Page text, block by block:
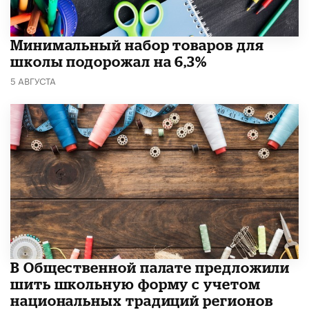
Минимальный набор товаров для
школы подорожал на 6,3%
5 АВГУСТА
В Общественной палате предложили
шить школьную форму с учетом
национальных традиций регионов